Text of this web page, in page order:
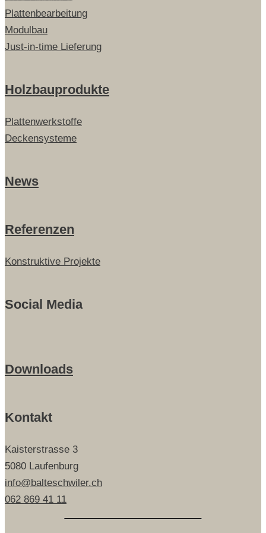
Plattenbearbeitung
Modulbau
Just-in-time Lieferung
Holzbauprodukte
Plattenwerkstoffe
Deckensysteme
News
Referenzen
Konstruktive Projekte
Social Media
Downloads
Kontakt
Kaisterstrasse 3
5080 Laufenburg
info@balteschwiler.ch
062 869 41 11